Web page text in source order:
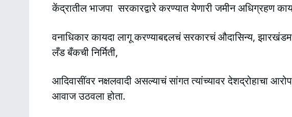
केंद्रातील भाजपा सरकारद्वारे करण्यात येणारी जमीन अधिग्रहण
वनाधिकार कायदा लागू करण्याबद्दलचं सरकारचं औदासिन्य,
लँड बँकची निर्मिती,
आदिवासींवर नक्षलवादी असल्याचं सांगत त्यांच्यावर देशद्रोहाचा
आवाज उठवला होता.